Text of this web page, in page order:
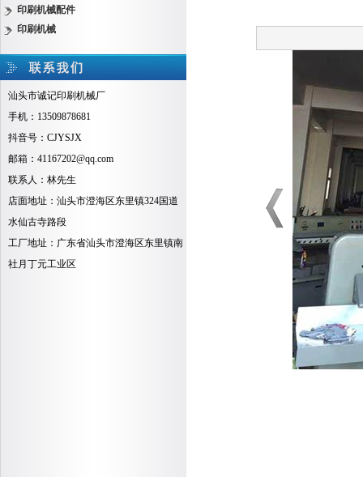
印刷机械配件
印刷机械
汕头市诚记印刷机械厂
手机：13509878681
抖音号：CJYSJX
邮箱：41167202@qq.com
联系人：林先生
店面地址：汕头市澄海区东里镇324国道
水仙古寺路段
工厂地址：广东省汕头市澄海区东里镇南
社月丁元工业区